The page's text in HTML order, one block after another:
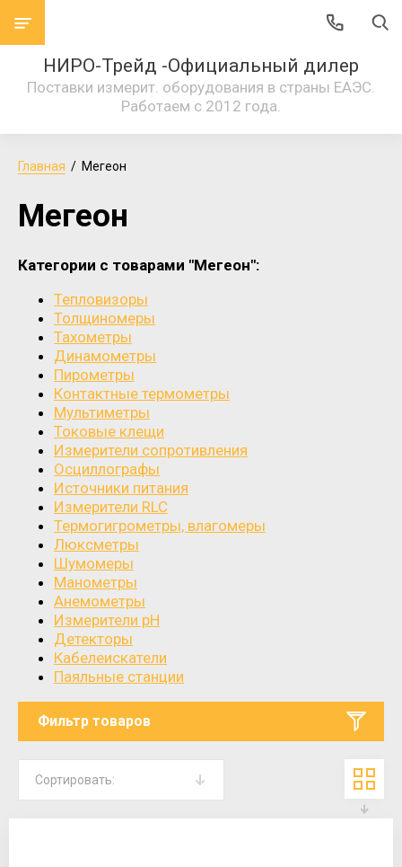
НИРО-Трейд -Официальный дилер
Поставки измерит. оборудования в страны ЕАЭС.
Работаем с 2012 года.
Главная
  /  Мегеон
Мегеон
Категории с товарами "Мегеон":
Тепловизоры
Толщиномеры
Тахометры
Динамометры
Пирометры
Контактные термометры
Мультиметры
Токовые клещи
Измерители сопротивления
Осциллографы
Источники питания
Измерители RLC
Термогигрометры, влагомеры
Люксметры
Шумомеры
Манометры
Анемометры
Измерители pH
Детекторы
Кабелеискатели
Паяльные станции
Фильтр товаров
Сортировать: